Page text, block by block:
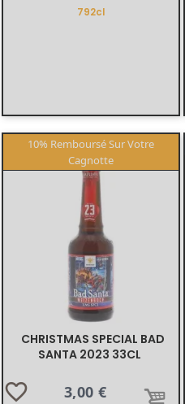
792cl
CHRISTMAS SPECIAL BAD
SANTA 2023 33CL
favorite_border Prix
3,00 €